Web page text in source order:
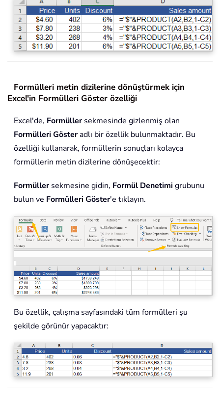
Formülleri metin dizilerine dönüştürmek için
Excel'in Formülleri Göster özelliği
Excel'de, Formüllersekmesinde gizlenmiş olan
Formülleri Gösteradlı bir özellik bulunmaktadır. Bu
özelliği kullanarak, formüllerin sonuçları kolayca
formüllerin metin dizilerine dönüşecektir:
Formüllersekmesine gidin, Formül Denetimi grubunu
bulun ve Formülleri Göster'e tıklayın.
Bu özellik, çalışma sayfasındaki tüm formülleri şu
şekilde görünür yapacaktır: